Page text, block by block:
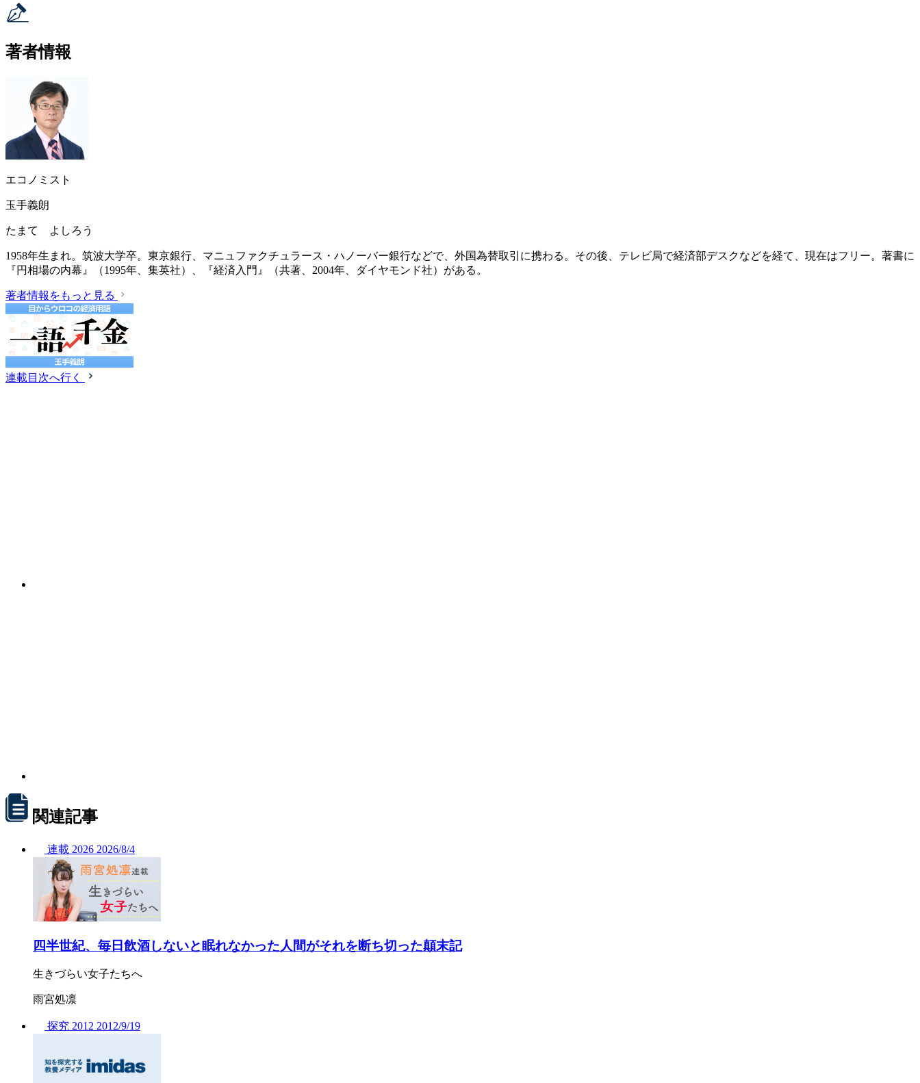
著者情報
エコノミスト
玉手義朗
たまて よしろう
1958年生まれ。筑波大学卒。東京銀行、マニュファクチュラース・ハノーバー銀行などで、外国為替取引に携わる。その後、テレビ局で経済部デスクなどを経て、現在はフリー。著書に
『円相場の内幕』（1995年、集英社）、『経済入門』（共著、2004年、ダイヤモンド社）がある。
著者情報をもっと見る
連載目次へ行く
関連記事
連載 2026 2026/8/4
四半世紀、毎日飲酒しないと眠れなかった人間がそれを断ち切った顛末記
生きづらい女子たちへ
雨宮処凛
探究 2012 2012/9/19